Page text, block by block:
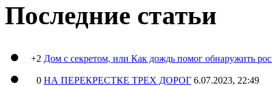
Последние статьи
+2 Дом с секретом, или Как дождь помог обнаружить
0 НА ПЕРЕКРЕСТКЕ ТРЕХ ДОРОГ 6.07.2023, 22:49